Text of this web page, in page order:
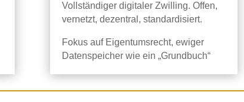
Vollständiger digitaler Zwilling. Offen,
vernetzt, dezentral, standardisiert.
Fokus auf Eigentumsrecht, ewiger
Datenspeicher wie ein „Grundbuch“​